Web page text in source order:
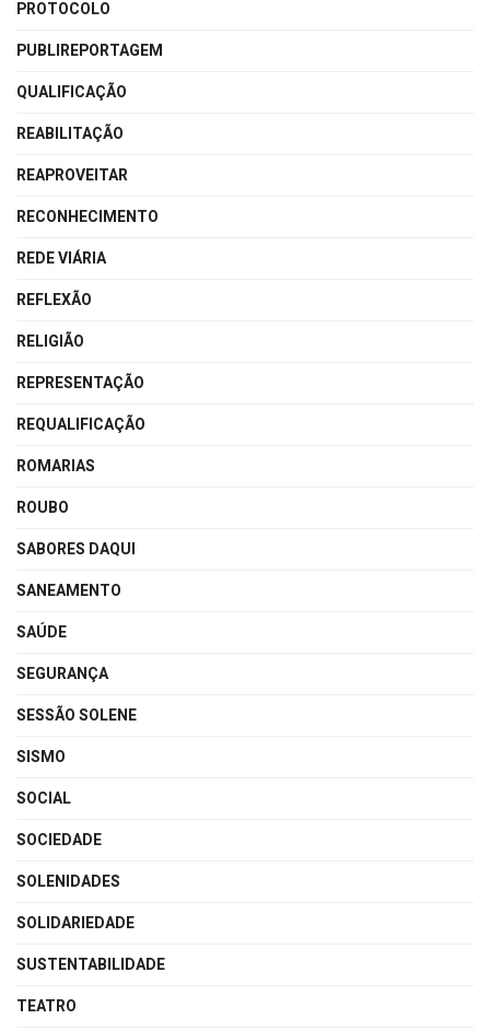
PROTOCOLO
PUBLIREPORTAGEM
QUALIFICAÇÃO
REABILITAÇÃO
REAPROVEITAR
RECONHECIMENTO
REDE VIÁRIA
REFLEXÃO
RELIGIÃO
REPRESENTAÇÃO
REQUALIFICAÇÃO
ROMARIAS
ROUBO
SABORES DAQUI
SANEAMENTO
SAÚDE
SEGURANÇA
SESSÃO SOLENE
SISMO
SOCIAL
SOCIEDADE
SOLENIDADES
SOLIDARIEDADE
SUSTENTABILIDADE
TEATRO